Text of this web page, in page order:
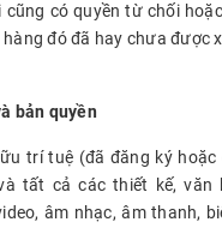
cũng có quyền từ chối
đó đã hay chưa được
bản quyền
trí tuệ (đã đăng ký
tất cả các thiết kế, văn
âm nhạc, âm thanh,